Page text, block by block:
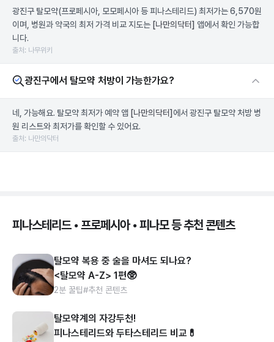
광진구 탈모약(프로페시아, 모모페시아 등 피나스테리드) 최저가는 6,570원
이며, 병원과 약국의 최저 가격 비교 지도는 [나만의닥터] 앱에서 확인 가능합
니다.
출처: 나무위키
광진구에서 탈모약 처방이 가능한가요?
네, 가능해요. 탈모약 최저가 예약 앱 [나만의닥터] 에서 광진구 탈모약 처방 병
원 리스트와 최저가를 확인할 수 있어요.
출처: 나만의닥터
피나스테리드 • 프로페시아 • 피나모 등 추천 콘텐츠
탈모약 복용 중 술을 마셔도 되나요?
<탈모약 A-Z> 1편🥸
2분 꿀팁#추천 콘텐츠
탈모약계의 자강두천!
피나스테리드와 두타스테리드 비교💊